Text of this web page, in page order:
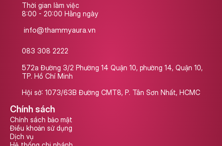
Thời gian làm việc
8:00 - 20:00 Hằng ngày
info@thammyaura.vn
083 308 2222
572a Đường 3/2 Phường 14 Quận 10, phường 14, Quận 10,
TP. Hồ Chí Minh
Hội sở: 1073/63B Đường CMT8, P. Tân Sơn Nhất, HCMC
Chính sách
Chính sách bảo mật
Điều khoản sử dụng
Dịch vụ